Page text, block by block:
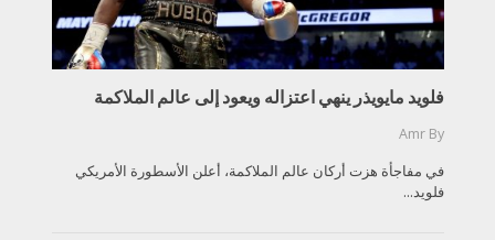
فلويد مايويذر ينهي اعتزاله ويعود إلى عالم الملاكمة
By
Amr
في مفاجأة هزت أركان عالم الملاكمة، أعلن الأسطورة الأمريكي
فلويد...